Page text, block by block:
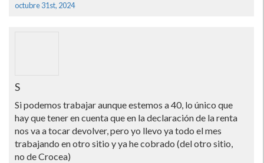
octubre 31st, 2024
S
Si podemos trabajar aunque estemos a 40, lo único que
hay que tener en cuenta que en la declaración de la renta
nos va a tocar devolver, pero yo llevo ya todo el mes
trabajando en otro sitio y ya he cobrado (del otro sitio,
no de Crocea)